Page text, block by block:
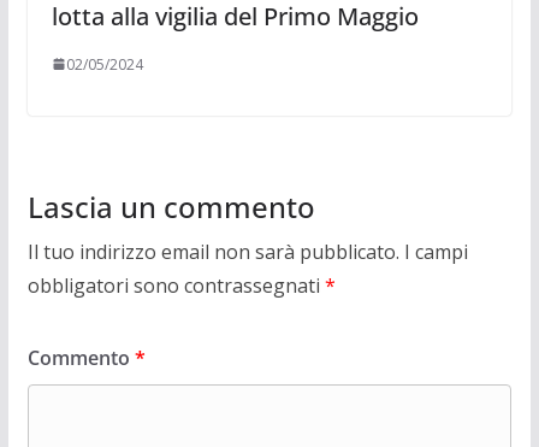
lotta alla vigilia del Primo Maggio
02/05/2024
Lascia un commento
Il tuo indirizzo email non sarà pubblicato. I campi
obbligatori sono contrassegnati *
Commento *